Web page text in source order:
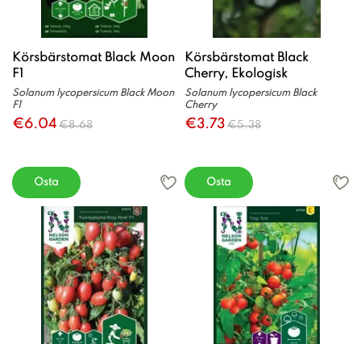
Körsbärstomat Black Moon
F1
Solanum lycopersicum Black Moon
F1
€6.04 €8.68
Osta
Körsbärstomat Black
Cherry, Ekologisk
Solanum lycopersicum Black
Cherry
€3.73 €5.38
Osta